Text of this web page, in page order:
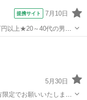
提携サイト 7月10日
以上★20～40代の男女
作業◎マイカー通勤OK
気の工場の
5月30日
定でお願いいたします